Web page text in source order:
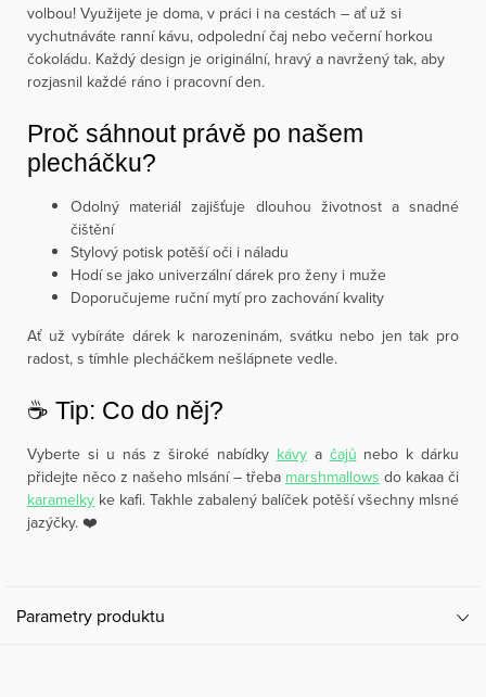
volbou! Využijete je doma, v práci i na cestách – ať už si
vychutnáváte ranní kávu, odpolední čaj nebo večerní horkou
čokoládu. Každý design je originální, hravý a navržený tak, aby
rozjasnil každé ráno i pracovní den.
Proč sáhnout právě po našem
plecháčku?
Odolný materiál zajišťuje dlouhou životnost a snadné
čištění
Stylový potisk potěší oči i náladu
Hodí se jako univerzální dárek pro ženy i muže
Doporučujeme ruční mytí pro zachování kvality
Ať už vybíráte dárek k narozeninám, svátku nebo jen tak pro
radost, s tímhle plecháčkem nešlápnete vedle.
☕️ Tip: Co do něj?
Vyberte si u nás z široké nabídky kávya čajů nebo k dárku
přidejte něco z našeho mlsání – třeba marshmallows do kakaa či
karamelky ke kafi. Takhle zabalený balíček potěší všechny mlsné
jazýčky. ❤️
Parametry produktu